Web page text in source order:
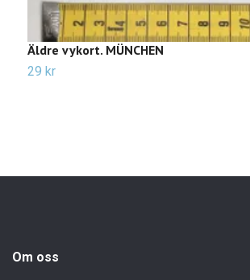
Äldre vykort. MÜNCHEN
29 kr
Om oss